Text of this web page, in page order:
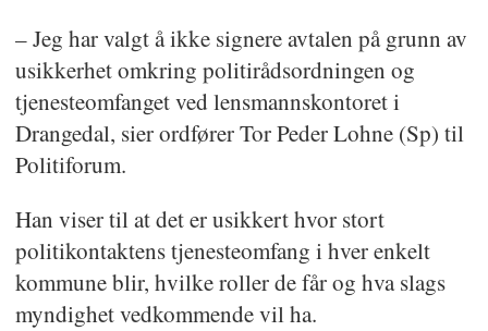
– Jeg har valgt å ikke signere avtalen på grunn av
usikkerhet omkring politirådsordningen og
tjenesteomfanget ved lensmannskontoret i
Drangedal, sier ordfører Tor Peder Lohne (Sp) til
Politiforum.
Han viser til at det er usikkert hvor stort
politikontaktens tjenesteomfang i hver enkelt
kommune blir, hvilke roller de får og hva slags
myndighet vedkommende vil ha.